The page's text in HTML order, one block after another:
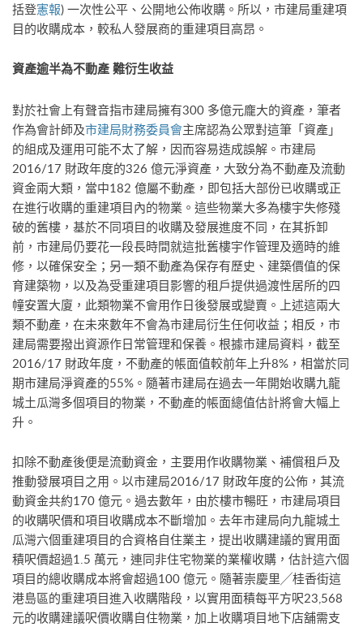
括登憲報) 一次性公平、公開地公佈收購。所以，市建局重建項
目的收購成本，較私人發展商的重建項目高昂。
資產逾半為不動產 難衍生收益
對於社會上有聲音指市建局擁有300 多億元龐大的資產，筆者
作為會計師及市建局財務委員會主席認為公眾對這筆「資產」
的組成及運用可能不太了解，因而容易造成誤解。市建局
2016/17 財政年度的326 億元淨資產，大致分為不動產及流動
資金兩大類，當中182 億屬不動產，即包括大部份已收購或正
在進行收購的重建項目內的物業。這些物業大多為樓宇失修殘
破的舊樓，基於不同項目的收購及發展進度不同，在其拆卸
前，市建局仍要花一段長時間就這批舊樓宇作管理及適時的維
修，以確保安全；另一類不動產為保存有歷史、建築價值的保
育建築物，以及為受重建項目影響的租戶提供過渡性居所的四
幢安置大廈，此類物業不會用作日後發展或變賣。上述這兩大
類不動產，在未來數年不會為市建局衍生任何收益；相反，市
建局需要撥出資源作日常管理和保養。根據市建局資料，截至
2016/17 財政年度，不動產的帳面值較前年上升8%，相當於同
期市建局淨資產的55%。隨著市建局在過去一年開始收購九龍
城土瓜灣多個項目的物業，不動產的帳面總值估計將會大幅上
升。
扣除不動產後便是流動資金，主要用作收購物業、補償租戶及
推動發展項目之用。以市建局2016/17 財政年度的公佈，其流
動資金共約170 億元。過去數年，由於樓市暢旺，市建局項目
的收購呎價和項目收購成本不斷增加。去年市建局向九龍城土
瓜灣六個重建項目的合資格自住業主，提出收購建議的實用面
積呎價超過1.5 萬元，連同非住宅物業的業權收購，估計這六個
項目的總收購成本將會超過100 億元。隨著崇慶里╱桂香街這
港島區的重建項目進入收購階段，以實用面積每平方呎23,568
元的收購建議呎價收購自住物業，加上收購項目地下店舖需支